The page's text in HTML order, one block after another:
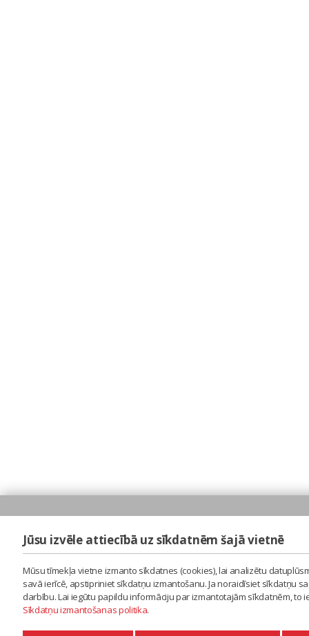
Jūsu izvēle attiecībā uz sīkdatnēm šajā vietnē
Mūsu tīmekļa vietne izmanto sīkdatnes (cookies), lai analizētu
savā ierīcē, apstipriniet sīkdatņu izmantošanu. Ja noraidīsiet sīkdatņu
darbību. Lai iegūtu papildu informāciju par izmantotajām sīkdatnēm,
Sīkdatņu izmantošanas politika.